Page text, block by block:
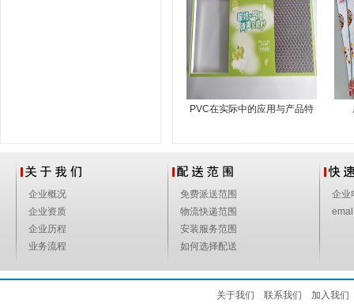
PVC在实际中的应用与产品特
企业概况
企业资质
企业历程
业务流程
免费派送范围
物流快递范围
安装服务范围
如何选择配送
企业
关于我们 联系我们
加入我们